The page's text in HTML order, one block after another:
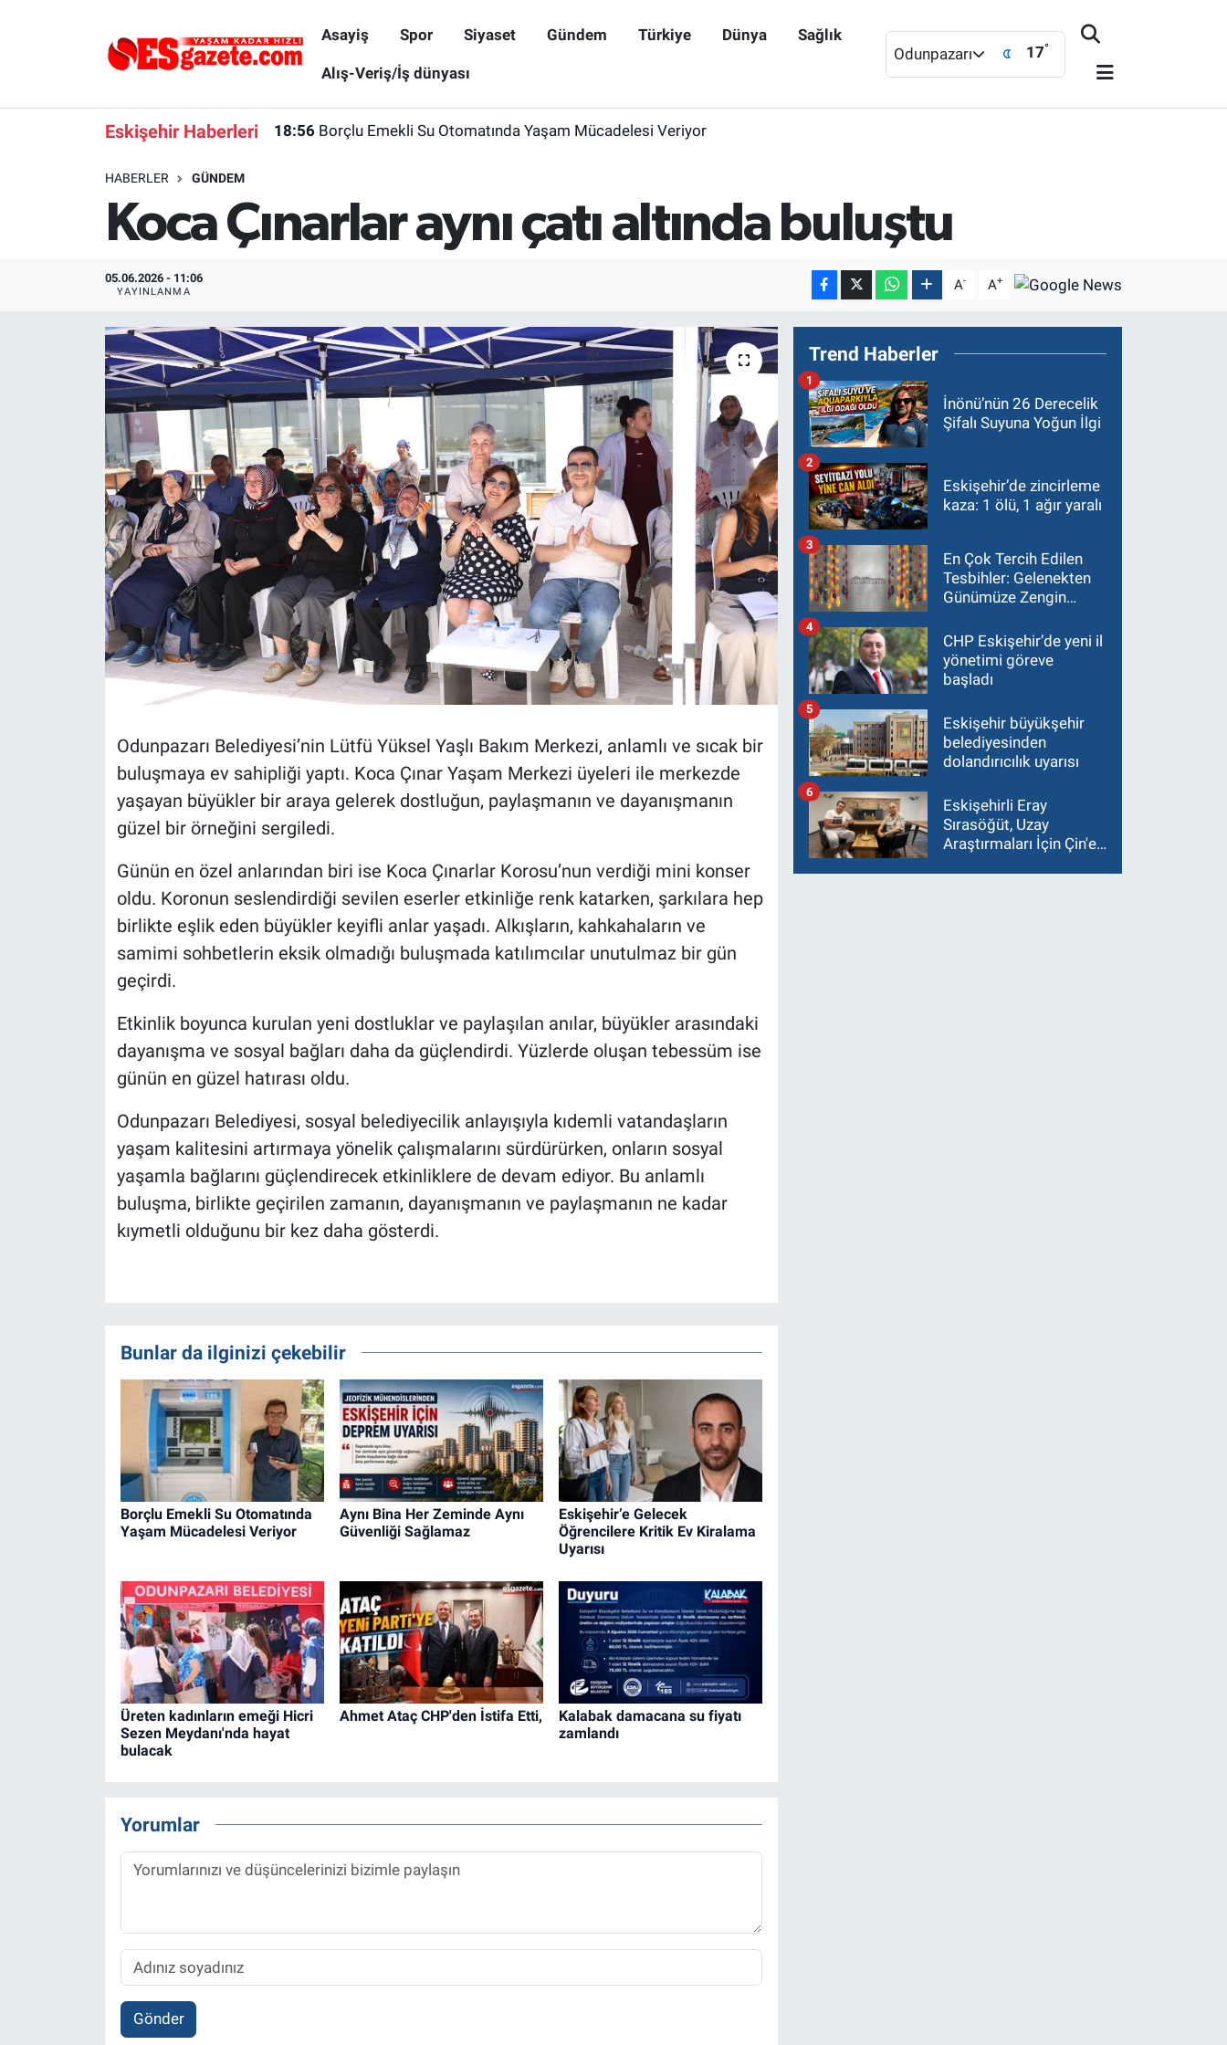
Asayiş Spor Siyaset Gündem Türkiye Dünya Sağlık
Alış-Veriş/İş dünyası
Odunpazarı 17°
Eskişehir Haberleri 18:56 Borçlu Emekli Su Otomatında Yaşam Mücadelesi Veriyor
HABERLER GÜNDEM
Koca Çınarlar aynı çatı altında buluştu
05.06.2026 - 11:06
YAYINLANMA A- A+
Odunpazarı Belediyesi’nin Lütfü Yüksel Yaşlı Bakım Merkezi, anlamlı ve sıcak bir
buluşmaya ev sahipliği yaptı. Koca Çınar Yaşam Merkezi üyeleri ile merkezde
yaşayan büyükler bir araya gelerek dostluğun, paylaşmanın ve dayanışmanın
güzel bir örneğini sergiledi.
Günün en özel anlarından biri ise Koca Çınarlar Korosu’nun verdiği mini konser
oldu. Koronun seslendirdiği sevilen eserler etkinliğe renk katarken, şarkılara hep
birlikte eşlik eden büyükler keyifli anlar yaşadı. Alkışların, kahkahaların ve
samimi sohbetlerin eksik olmadığı buluşmada katılımcılar unutulmaz bir gün
geçirdi.
Etkinlik boyunca kurulan yeni dostluklar ve paylaşılan anılar, büyükler arasındaki
dayanışma ve sosyal bağları daha da güçlendirdi. Yüzlerde oluşan tebessüm ise
günün en güzel hatırası oldu.
Odunpazarı Belediyesi, sosyal belediyecilik anlayışıyla kıdemli vatandaşların
yaşam kalitesini artırmaya yönelik çalışmalarını sürdürürken, onların sosyal
yaşamla bağlarını güçlendirecek etkinliklere de devam ediyor. Bu anlamlı
buluşma, birlikte geçirilen zamanın, dayanışmanın ve paylaşmanın ne kadar
kıymetli olduğunu bir kez daha gösterdi.
Bunlar da ilginizi çekebilir
Borçlu Emekli Su Otomatında
Yaşam Mücadelesi Veriyor
Aynı Bina Her Zeminde Aynı
Güvenliği Sağlamaz
Eskişehir’e Gelecek
Öğrencilere Kritik Ev Kiralama
Uyarısı
Üreten kadınların emeği Hicri
Sezen Meydanı'nda hayat
bulacak
Ahmet Ataç CHP'den İstifa Etti,
Kalabak damacana su fiyatı
zamlandı
Yorumlar
Gönder
Trend Haberler
İnönü’nün 26 Derecelik
Şifalı Suyuna Yoğun İlgi
1
Eskişehir’de zincirleme
kaza: 1 ölü, 1 ağır yaralı
2
En Çok Tercih Edilen
Tesbihler: Gelenekten
Günümüze Zengin
3
CHP Eskişehir’de yeni il
yönetimi göreve
başladı
4
Eskişehir büyükşehir
belediyesinden
dolandırıcılık uyarısı
5
Eskişehirli Eray
Sırasöğüt, Uzay
Araştırmaları İçin Çin'e
6
Alış-Veriş/İş dünyası
Eskişehirspor Arşivi
Ekonomi
Kültür Sanat
Politika
Kütahya
Bilim ve Teknoloji
Eskişehir Nöbetçi Eczaneler
Süper Lig Puan Durumu ve Fikstür
Haber Arşivi